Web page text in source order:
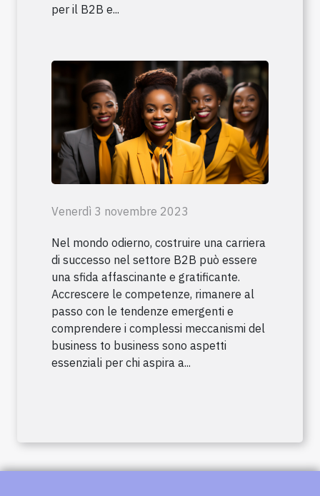
per il B2B e...
Venerdì 3 novembre 2023
Nel mondo odierno, costruire una carriera
di successo nel settore B2B può essere
una sfida affascinante e gratificante.
Accrescere le competenze, rimanere al
passo con le tendenze emergenti e
comprendere i complessi meccanismi del
business to business sono aspetti
essenziali per chi aspira a...